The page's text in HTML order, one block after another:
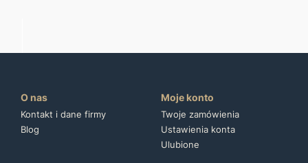
O nas
Kontakt i dane firmy
Blog
Moje konto
Twoje zamówienia
Ustawienia konta
Ulubione